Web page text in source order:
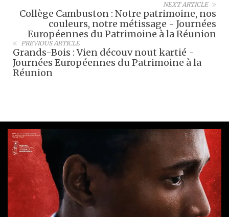
NEXT ARTICLE
Collège Cambuston : Notre patrimoine, nos
couleurs, notre métissage - Journées
Européennes du Patrimoine à la Réunion
PREVIOUS ARTICLE
Grands-Bois : Vien découv nout kartié -
Journées Européennes du Patrimoine à la
Réunion